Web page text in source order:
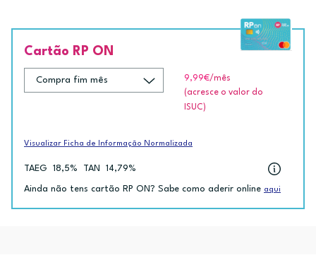
Cartão RP ON
9,99€/mês
(acresce o valor do
ISUC)
Visualizar Ficha de Informação Normalizada
TAEG 18,5% TAN 14,79%
Ainda não tens cartão RP ON? Sabe como aderir online aqui